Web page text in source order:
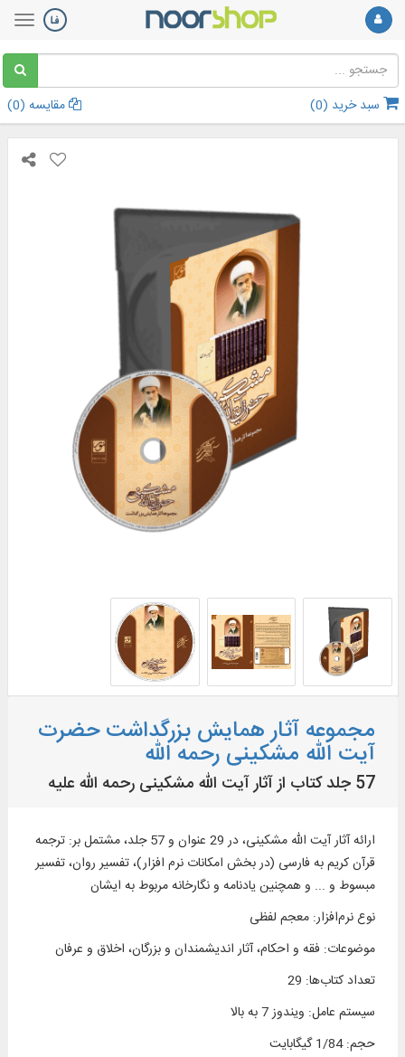
سبد خرید (0
) مقایسه (0
)
مجموعه آثار همایش بزرگداشت حضرت
آیت الله مشکینی رحمه الله
57 جلد کتاب از آثار آیت الله مشکینی رحمه الله علیه
ارائه آثار آیت الله مشکینی، در 29 عنوان و 57 جلد، مشتمل بر: ترجمه
قرآن کریم به فارسی (در بخش امکانات نرم‌ افزار)، تفسير روان، تفسير
مبسوط و ... و همچنین یادنامه و نگارخانه مربوط به ایشان
نوع نرم‌افزار:معجم لفظی
موضوعات: فقه و احکام، آثار اندیشمندان و بزرگان، اخلاق و عرفان
تعداد کتاب‌ها:
29
سیستم عامل: ویندوز 7 به بالا
حجم:1/84 گیگابایت